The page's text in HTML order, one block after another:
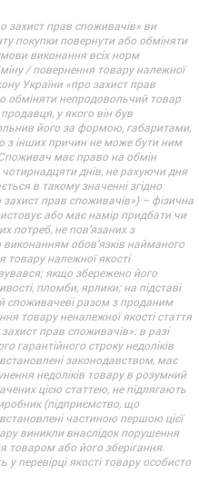
захист прав споживачів» ви
покупки повернути або обміняти
виконання всіх норм
/ повернення товару належної
України «про захист прав
обміняти непродовольчий товар
у якого він був
його за формою, габаритами,
з інших причин не може бути ним
має право на обмін
днів, не рахуючи дня
в такому значенні згідно
захист прав споживачів») – фізична
або має намір придбати чи
потреб, не пов’язаних з
обов’язків найманого
товару належної якості
якщо збережено його
пломби, ярлики; на підставі
споживачеві разом з проданим
товару неналежної якості стаття
прав споживачів»: в разі
гарантійного строку недоліків
законодавством, має
недоліків товару в розумний
цією статтею, не підлягають
(підприємство, що
частиною першою цієї
виникли внаслідок порушення
або його зберігання.
перевірці якості товару особисто